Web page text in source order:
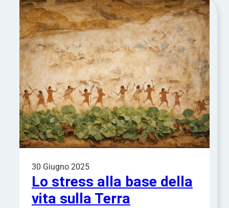
30 Giugno 2025
Lo stress alla base della
vita sulla Terra